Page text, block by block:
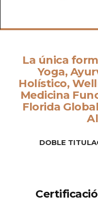
La única
Yoga,
Holístico,
Medicina
Florida
DOBLE